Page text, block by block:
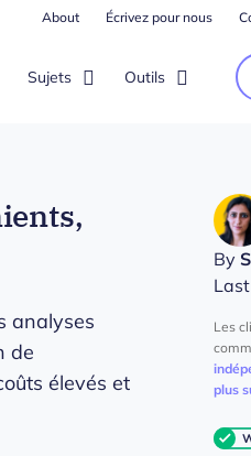
About Écrivez pour nous
Sujets Outils
analyses
de
élevés et
By
Les
plus